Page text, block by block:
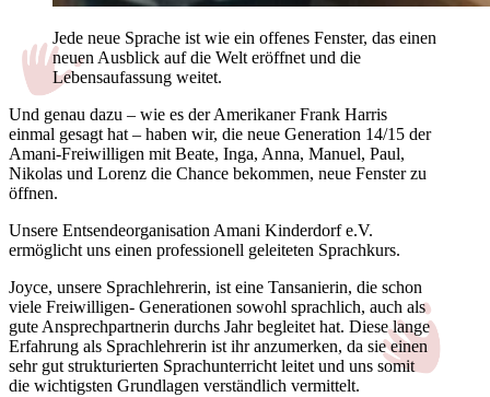
Jede neue Sprache ist wie ein offenes Fenster, das einen
neuen Ausblick auf die Welt eröffnet und die
Lebensaufassung weitet.
Und genau dazu – wie es der Amerikaner Frank Harris
einmal gesagt hat – haben wir, die neue Generation 14/15 der
Amani-Freiwilligen mit Beate, Inga, Anna, Manuel, Paul,
Nikolas und Lorenz die Chance bekommen, neue Fenster zu
öffnen.
Unsere Entsendeorganisation Amani Kinderdorf e.V.
ermöglicht uns einen professionell geleiteten Sprachkurs.
Joyce, unsere Sprachlehrerin, ist eine Tansanierin, die schon
viele Freiwilligen- Generationen sowohl sprachlich, auch als
gute Ansprechpartnerin durchs Jahr begleitet hat. Diese lange
Erfahrung als Sprachlehrerin ist ihr anzumerken, da sie einen
sehr gut strukturierten Sprachunterricht leitet und uns somit
die wichtigsten Grundlagen verständlich vermittelt.